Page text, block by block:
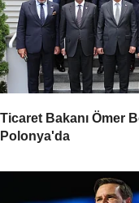
Ticaret Bakanı Ömer
Polonya'da